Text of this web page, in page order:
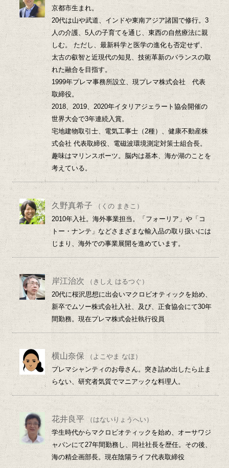
京都市生まれ。
20代は山や武道、インドや東南アジア諸国で修行。3
人の介護、5人の子育てを通じ、東西の自然療法に親
しむ。 ただし、最新科学と医学の進化も否定せず、
太古の叡智と近現代の知見、技術革新のバランスの取
れた融合を目指す。
1999年プレマ事務所設立、現プレマ株式会社 代表
取締役。
2018、2019、2020年イタリアジェラート協会開催の
世界大会で3年連続入賞。
宅地建物取引士、電気工事士（2種）、健康不動産株
式会社 代表取締役、電磁波環境測定対策士組合長。
趣味はマリンスポーツ。脳内は基本、海か湖のことを
考えている。
久野真希子
（くの まきこ）
2010年入社。海外事業担当。「フォーリア」や「コ
トー・ナンテ」などさまざまな輸入品の取り扱いには
じまり、海外での事業展開を進めています。
岸江治次
（きしえ はるつぐ）
20代に桜沢思想に出会いマクロビオティックを始め、
新卒でムソー株式会社入社、及び、正食協会にて30年
間勤務。現在プレマ株式会社執行役員
横山奈保
（よこやま なほ）
プレマシャンティのお母さん。突き詰め出したら止ま
らない、研究者気質でマニアックな料理人。
花井良平
（はないりょうへい）
学生時代からマクロビオティックを始め、オーサワジ
ャパンにて27年間勤務し、同社社長を歴任。その後、
海の精企画部長。現在陰陽ライフ代表取締役